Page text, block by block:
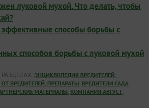
луковой мухой. Что делать, чтобы
способы борьбы с
способов борьбы с луковой мухой
ЭНЦИКЛОПЕДИЯ ВРЕДИТЕЛЕЙ,
ВРЕДИТЕЛЕЙ, ПРЕПАРАТЫ, ВРЕДИТЕЛИ САДА,
МАТЕРИАЛЫ, КОМПАНИЯ АВГУСТ,